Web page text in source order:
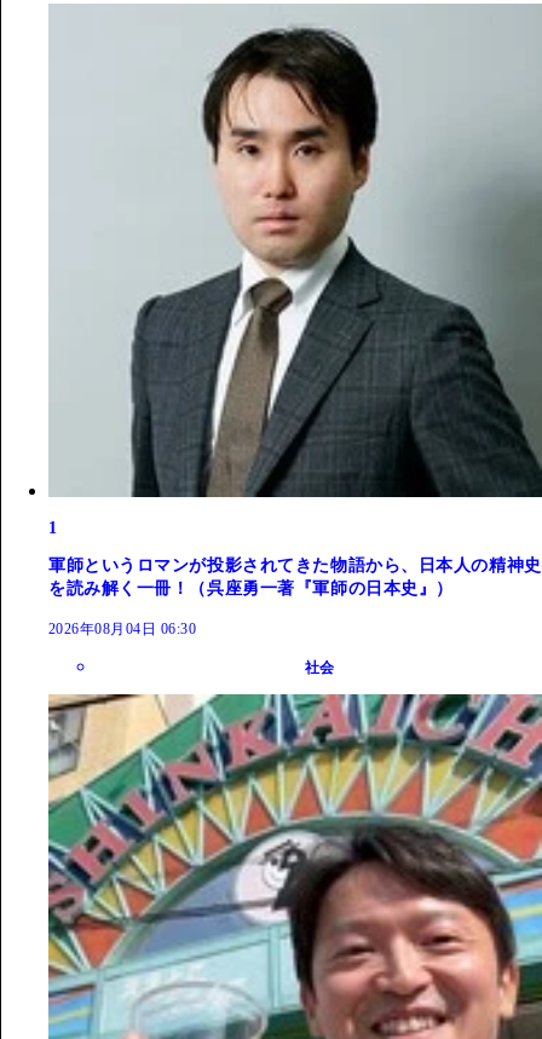
1
軍師というロマンが投影されてきた物語から、日本人の精神史
を読み解く一冊！（呉座勇一著『軍師の日本史』）
2026年08月04日 06:30
社会